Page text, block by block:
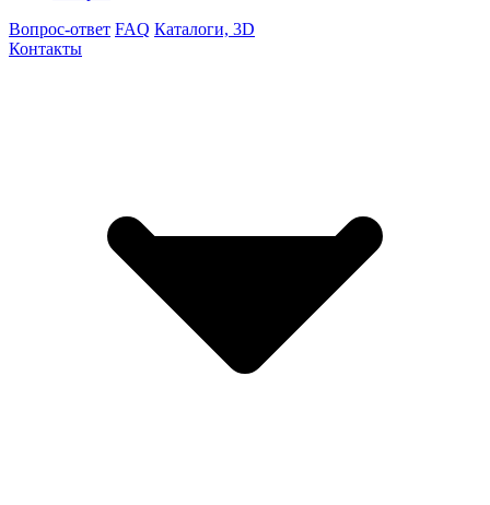
Вопрос-ответ FAQ Каталоги, 3D
Контакты